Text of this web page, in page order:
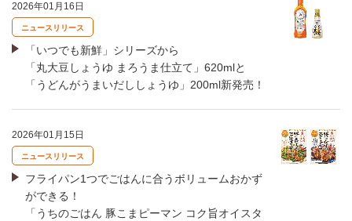
2026年01月16日
ニュースリリース
「いつでも新鮮」シリーズから
「丸大豆しょうゆ まろうま仕立て」620mlと
「うどんがうまいだししょうゆ」200ml新発売！
2026年01月15日
ニュースリリース
フライパン1つでごはんに合うボリュームおかず
ができる！
「うちのごはん 豚こまピーマン コク旨オイスタ